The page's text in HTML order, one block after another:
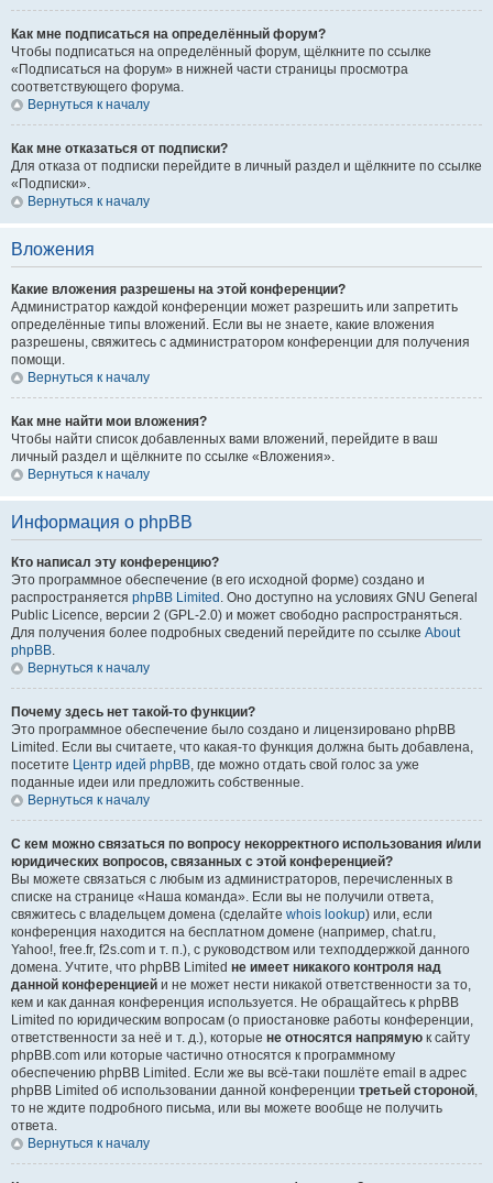
Как мне подписаться на определённый форум?
Чтобы подписаться на определённый форум, щёлкните по ссылке
«Подписаться на форум» в нижней части страницы просмотра
соответствующего форума.
Вернуться к началу
Как мне отказаться от подписки?
Для отказа от подписки перейдите в личный раздел и щёлкните по ссылке
«Подписки».
Вернуться к началу
Вложения
Какие вложения разрешены на этой конференции?
Администратор каждой конференции может разрешить или запретить
определённые типы вложений. Если вы не знаете, какие вложения
разрешены, свяжитесь с администратором конференции для получения
помощи.
Вернуться к началу
Как мне найти мои вложения?
Чтобы найти список добавленных вами вложений, перейдите в ваш
личный раздел и щёлкните по ссылке «Вложения».
Вернуться к началу
Информация о phpBB
Кто написал эту конференцию?
Это программное обеспечение (в его исходной форме) создано и
распространяется phpBB Limited . Оно доступно на условиях GNU General
Public Licence, версии 2 (GPL-2.0) и может свободно распространяться.
Для получения более подробных сведений перейдите по ссылке About
phpBB.
Вернуться к началу
Почему здесь нет такой-то функции?
Это программное обеспечение было создано и лицензировано phpBB
Limited. Если вы считаете, что какая-то функция должна быть добавлена,
посетите Центр идей phpBB, где можно отдать свой голос за уже
поданные идеи или предложить собственные.
Вернуться к началу
С кем можно связаться по вопросу некорректного использования и/или
юридических вопросов, связанных с этой конференцией?
Вы можете связаться с любым из администраторов, перечисленных в
списке на странице «Наша команда». Если вы не получили ответа,
свяжитесь с владельцем домена (сделайте whois lookup) или, если
конференция находится на бесплатном домене (например, chat.ru,
Yahoo!, free.fr, f2s.com и т. п.), с руководством или техподдержкой данного
домена. Учтите, что phpBB Limited не имеет никакого контроля над
данной конференцией и не может нести никакой ответственности за то,
кем и как данная конференция используется. Не обращайтесь к phpBB
Limited по юридическим вопросам (о приостановке работы конференции,
ответственности за неё и т. д.), которые не относятся напрямую к сайту
phpBB.com или которые частично относятся к программному
обеспечению phpBB Limited. Если же вы всё-таки пошлёте email в адрес
phpBB Limited об использовании данной конференции третьей стороной,
то не ждите подробного письма, или вы можете вообще не получить
ответа.
Вернуться к началу